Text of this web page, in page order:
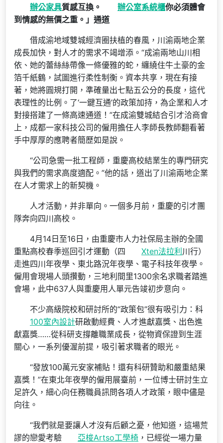
辦公家具質感互換。 辦公室系統櫃你必須體會
到情感的無價之重。」通道
借成渝地域雙城經濟圈扶植的春風，川渝兩地企業
成長加快，對人才的需求不竭增添。“成渝兩地山川相
依、她的蕾絲絲帶像一條優雅的蛇，纏繞住牛土豪的金
箔千紙鶴，試圖進行柔性制衡。資本共享，現在有接
著，她將圓規打開，準確量出七點五公分的長度，這代
表理性的比例。了‘一鍵互通’的政策加持，為企業和人才
對接搭建了一條高速通道！”在成渝雙城結合引才洽商會
上，成都一家科技公司的僱用擔任人李師長教師翻看著
手中厚厚的應聘者簡歷如是說。
“公司急需一批工程師，重慶高校結業生的專門研究
與我們的需求高度適配。”他的話，道出了川渝兩地企業
在人才需求上的新契機。
人才活動，并非單向。一個多月前，重慶的引才團
隊奔向四川高校。
4月14日至16日，由重慶市人力社保局主辦的全國
重點高校春季巡回引才運動（四
Xten法拉利 川行）
走進四川年夜學、東北路況年夜學、電子科技年夜學。
僱用會現場人頭攢動，三地利間里1300余名求職者踏進
會場，此中637人與重慶用人單元告竣初步意向。
不少高級院校和研討所的“政策包”很有吸引力：科
100室內設計研啟動經費、人才進獻嘉獎、出色進
獻嘉獎……從科研支撐離職業成長，從物資保證到生涯
關心，一系列優渥前提，吸引著求職者的眼光。
“發放100萬元安家補貼！還有科研贊助和嚴重結果
嘉獎！”在東北年夜學的僱用展臺前，一位博士研討生立
足許久，細心向任務職員訊問各項人才政策，眼中儘是
向往。
“我們就是要讓人才沒有后顧之憂，他知道，這場荒
謬的戀愛考驗
亞梭Artso工學椅 ，已經從一場力量